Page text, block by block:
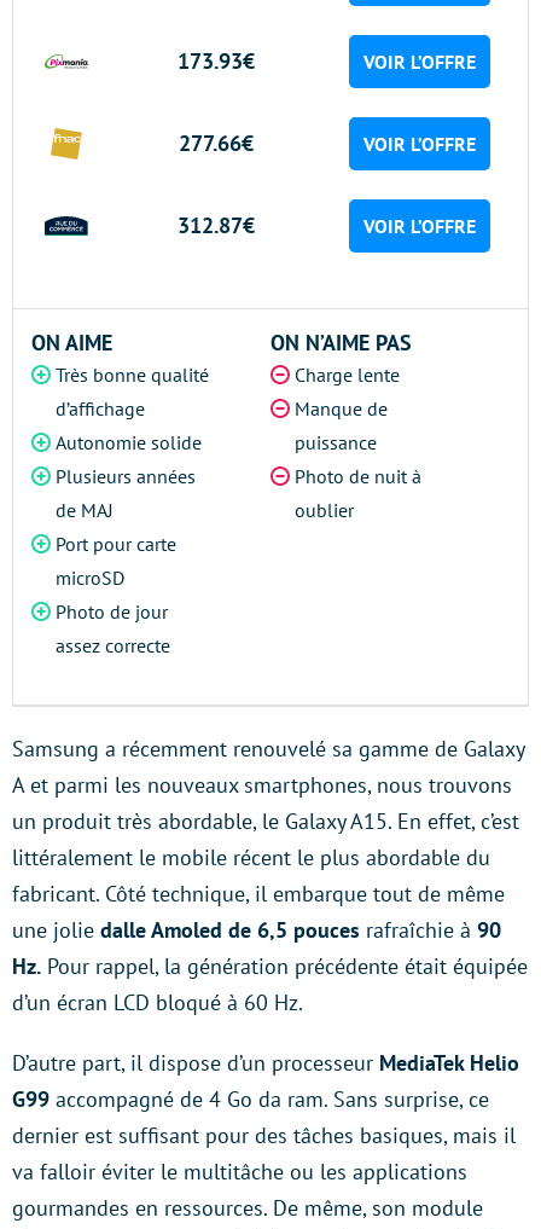
173.93€ VOIR L’OFFRE
277.66€ VOIR L’OFFRE
312.87€ VOIR L’OFFRE
ON AIME
Très bonne qualité
d’affichage
Autonomie solide
Plusieurs années
de MAJ
Port pour carte
microSD
Photo de jour
assez correcte
ON N’AIME PAS
Charge lente
Manque de
puissance
Photo de nuit à
oublier
Samsung a récemment renouvelé sa gamme de Galaxy
A et parmi les nouveaux smartphones, nous trouvons
un produit très abordable, le Galaxy A15. En effet, c’est
littéralement le mobile récent le plus abordable du
fabricant. Côté technique, il embarque tout de même
une jolie dalle Amoled de 6,5 pouces rafraîchie à 90
Hz. Pour rappel, la génération précédente était équipée
d’un écran LCD bloqué à 60 Hz.
D’autre part, il dispose d’un processeur MediaTek Helio
G99 accompagné de 4 Go da ram. Sans surprise, ce
dernier est suffisant pour des tâches basiques, mais il
va falloir éviter le multitâche ou les applications
gourmandes en ressources. De même, son module